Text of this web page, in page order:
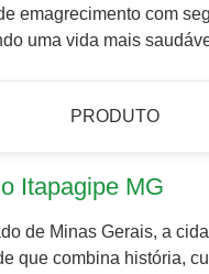
emagrecimento com
uma vida mais
PRODUTO
Itapagipe MG
de Minas Gerais, a
que combina história,